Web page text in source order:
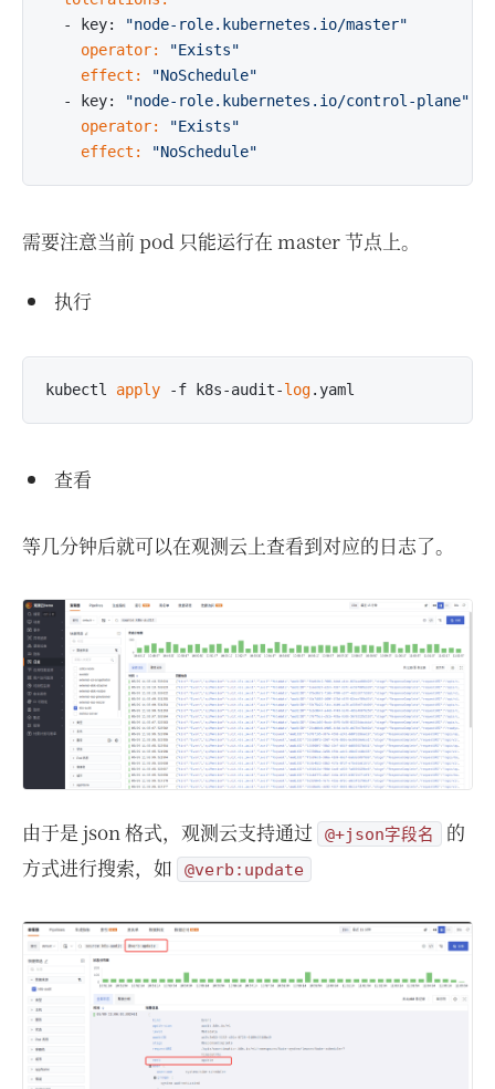
  - key:
"node-role.kubernetes.io/master"
    operator:
"Exists"
    effect:
"NoSchedule"
  - key:
"node-role.kubernetes.io/control-plane"
    operator:
"Exists"
    effect:
"NoSchedule"
需要注意当前 pod 只能运行在 master 节点上。
执行
kubectl apply -f k8s-audit-log
查看
等几分钟后就可以在观测云上查看到对应的日志了。
由于是 json 格式，观测云支持通过 @+json字段名
的
方式进行搜索，如
@verb:update⁠